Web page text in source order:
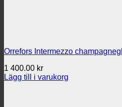
Orrefors Intermezzo
1 400.00 kr
Lägg till i varukorg